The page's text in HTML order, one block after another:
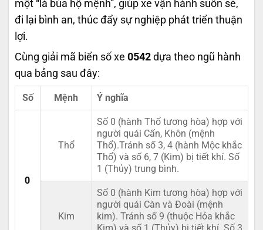
một “lá bùa hộ mệnh”, giúp xe vận hành suôn sẻ,
đi lại bình an, thúc đẩy sự nghiệp phát triển thuận
lợi.
Cùng giải mã biển số xe 0542 dựa theo ngũ hành
qua bảng sau đây:
Số Mệnh Ý nghĩa
0
Thổ
Số 0 (hành Thổ tương hòa) hợp với
người quái Cấn, Khôn (mệnh
Thổ).Tránh số 3, 4 (hành Mộc khắc
Thổ) và số 6, 7 (Kim) bị tiết khí. Số
1 (Thủy) trung bình.
Kim
Số 0 (hành Kim tương hòa) hợp với
người quái Càn và Đoài (mệnh
kim). Tránh số 9 (thuộc Hỏa khắc